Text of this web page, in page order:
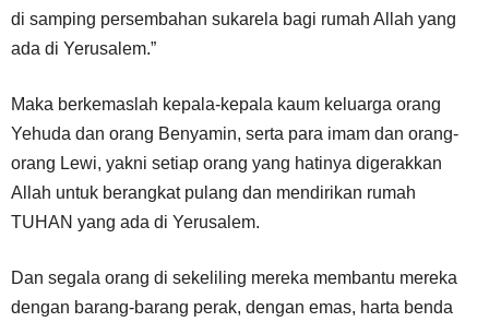
di samping persembahan sukarela bagi rumah Allah yang
ada di Yerusalem.”
Maka berkemaslah kepala-kepala kaum keluarga orang
Yehuda dan orang Benyamin, serta para imam dan orang-
orang Lewi, yakni setiap orang yang hatinya digerakkan
Allah untuk berangkat pulang dan mendirikan rumah
TUHAN yang ada di Yerusalem.
Dan segala orang di sekeliling mereka membantu mereka
dengan barang-barang perak, dengan emas, harta benda